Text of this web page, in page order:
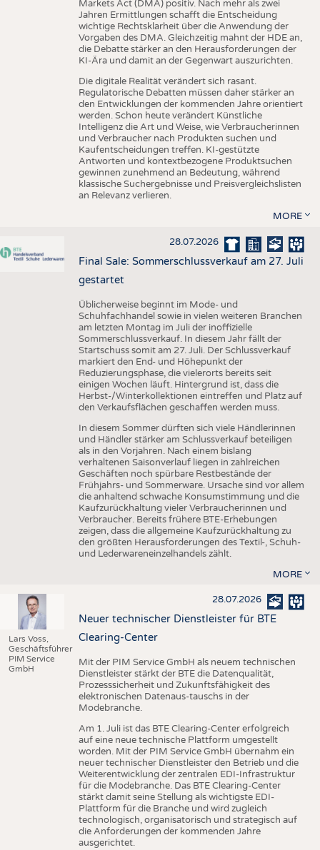
Markets Act (DMA) positiv. Nach mehr als zwei
Jahren Ermittlungen schafft die Entscheidung
wichtige Rechtsklarheit über die Anwendung der
Vorgaben des DMA. Gleichzeitig mahnt der HDE an,
die Debatte stärker an den Herausforderungen der
KI-Ära und damit an der Gegenwart auszurichten.
Die digitale Realität verändert sich rasant.
Regulatorische Debatten müssen daher stärker an
den Entwicklungen der kommenden Jahre orientiert
werden. Schon heute verändert Künstliche
Intelligenz die Art und Weise, wie Verbraucherinnen
und Verbraucher nach Produkten suchen und
Kaufentscheidungen treffen. KI-gestützte
Antworten und kontextbezogene Produktsuchen
gewinnen zunehmend an Bedeutung, während
klassische Suchergebnisse und Preisvergleichslisten
an Relevanz verlieren.
MORE
28.07.2026
Final Sale: Sommerschlussverkauf am 27. Juli
gestartet
Üblicherweise beginnt im Mode- und
Schuhfachhandel sowie in vielen weiteren Branchen
am letzten Montag im Juli der inoffizielle
Sommerschlussverkauf. In diesem Jahr fällt der
Startschuss somit am 27. Juli. Der Schlussverkauf
markiert den End- und Höhepunkt der
Reduzierungsphase, die vielerorts bereits seit
einigen Wochen läuft. Hintergrund ist, dass die
Herbst-/Winterkollektionen eintreffen und Platz auf
den Verkaufsflächen geschaffen werden muss.
In diesem Sommer dürften sich viele Händlerinnen
und Händler stärker am Schlussverkauf beteiligen
als in den Vorjahren. Nach einem bislang
verhaltenen Saisonverlauf liegen in zahlreichen
Geschäften noch spürbare Restbestände der
Frühjahrs- und Sommerware. Ursache sind vor allem
die anhaltend schwache Konsumstimmung und die
Kaufzurückhaltung vieler Verbraucherinnen und
Verbraucher. Bereits frühere BTE-Erhebungen
zeigen, dass die allgemeine Kaufzurückhaltung zu
den größten Herausforderungen des Textil-, Schuh-
und Lederwareneinzelhandels zählt.
MORE
Lars Voss,
Geschäftsführer
PIM Service
GmbH
28.07.2026
Neuer technischer Dienstleister für BTE
Clearing-Center
Mit der PIM Service GmbH als neuem technischen
Dienstleister stärkt der BTE die Datenqualität,
Prozesssicherheit und Zukunftsfähigkeit des
elektronischen Datenaus-tauschs in der
Modebranche.
Am 1. Juli ist das BTE Clearing-Center erfolgreich
auf eine neue technische Plattform umgestellt
worden. Mit der PIM Service GmbH übernahm ein
neuer technischer Dienstleister den Betrieb und die
Weiterentwicklung der zentralen EDI-Infrastruktur
für die Modebranche. Das BTE Clearing-Center
stärkt damit seine Stellung als wichtigste EDI-
Plattform für die Branche und wird zugleich
technologisch, organisatorisch und strategisch auf
die Anforderungen der kommenden Jahre
ausgerichtet.